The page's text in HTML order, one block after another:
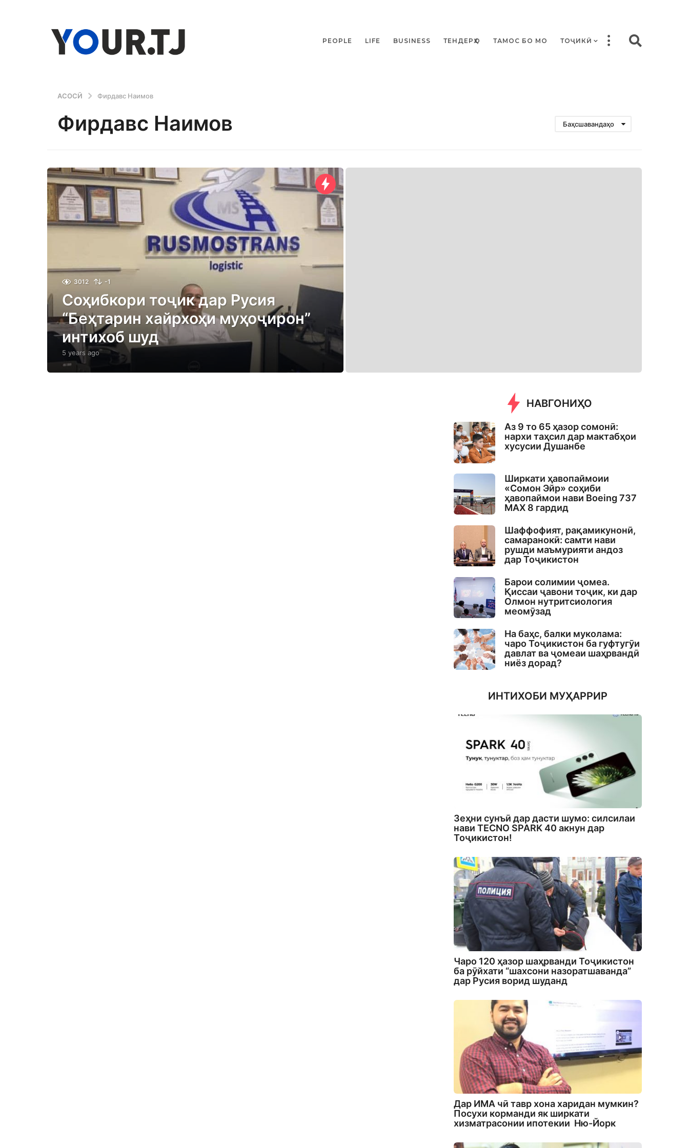
PEOPLE LIFE BUSINESS ТЕНДЕРҲО ТАМОС БО МО ТОҶИКӢ
АСОСӢ Фирдавс Наимов
Фирдавс Наимов Баҳсшавандаҳо
3012 -1
Соҳибкори тоҷик дар Русия
“Беҳтарин хайрхоҳи муҳоҷирон”
интихоб шуд
5 years ago5
e
НАВГОНИҲО
Аз 9 то 65 ҳазор сомонӣ:
нархи таҳсил дар мактабҳои
хусусии Душанбе
Ширкати ҳавопаймоии
«Сомон Эйр» соҳиби
ҳавопаймои нави Boeing 737
MAX 8 гардид
Шаффофият, рақамикунонӣ,
самаранокӣ: самти нави
рушди маъмурияти андоз
дар Тоҷикистон
Барои солимии ҷомеа.
Қиссаи ҷавони тоҷик, ки дар
Олмон нутритсиология
меомӯзад
На баҳс, балки муколама:
чаро Тоҷикистон ба гуфтугӯи
давлат ва ҷомеаи шаҳрвандӣ
ниёз дорад?
ИНТИХОБИ МУҲАРРИР
Зеҳни сунъӣ дар дасти шумо: силсилаи
нави TECNO SPARK 40 акнун дар
Тоҷикистон!
Чаро 120 ҳазор шаҳрванди Тоҷикистон
ба рӯйхати “шахсони назоратшаванда”
дар Русия ворид шуданд
Дар ИМА чӣ тавр хона харидан мумкин?
Посухи корманди як ширкати
хизматрасонии ипотекии Ню-Йорк